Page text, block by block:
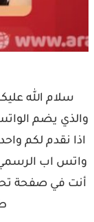
سلام الله
والذي يضم
اذا نقدم لكم
واتس اب
أنت في صفحة